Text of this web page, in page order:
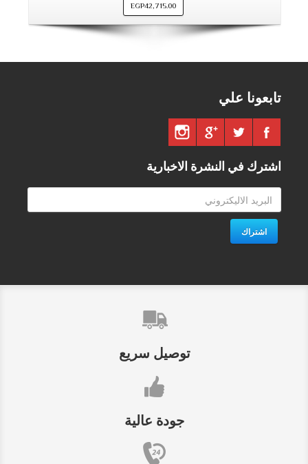
EGP42,715.00
تابعونا علي
اشترك في النشرة الاخبارية
اشتراك
توصيل سريع
جودة عالية